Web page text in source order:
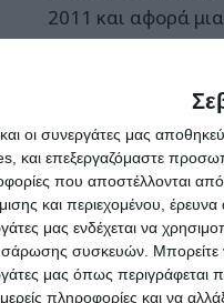
και οι συνεργάτες μας
και επεξεργαζόμαστε
που αποστέλλονται από
και περιεχομένου,
μας ενδέχεται να
συσκευών. Μπορείτε
μας όπως περιγράφεται
πληροφορίες και να
2011 και αφορά
αποζημιωθούν τα
ιδίους
δρόμους που
κατάστημα
ένα
Στα χαρτιά προς